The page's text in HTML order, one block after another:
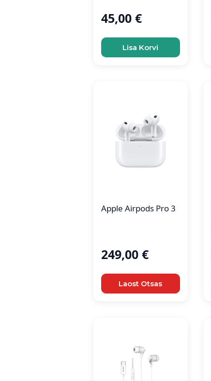
45,00 €
Lisa Korvi
Apple Airpods Pro 3
249,00 €
Laost Otsas